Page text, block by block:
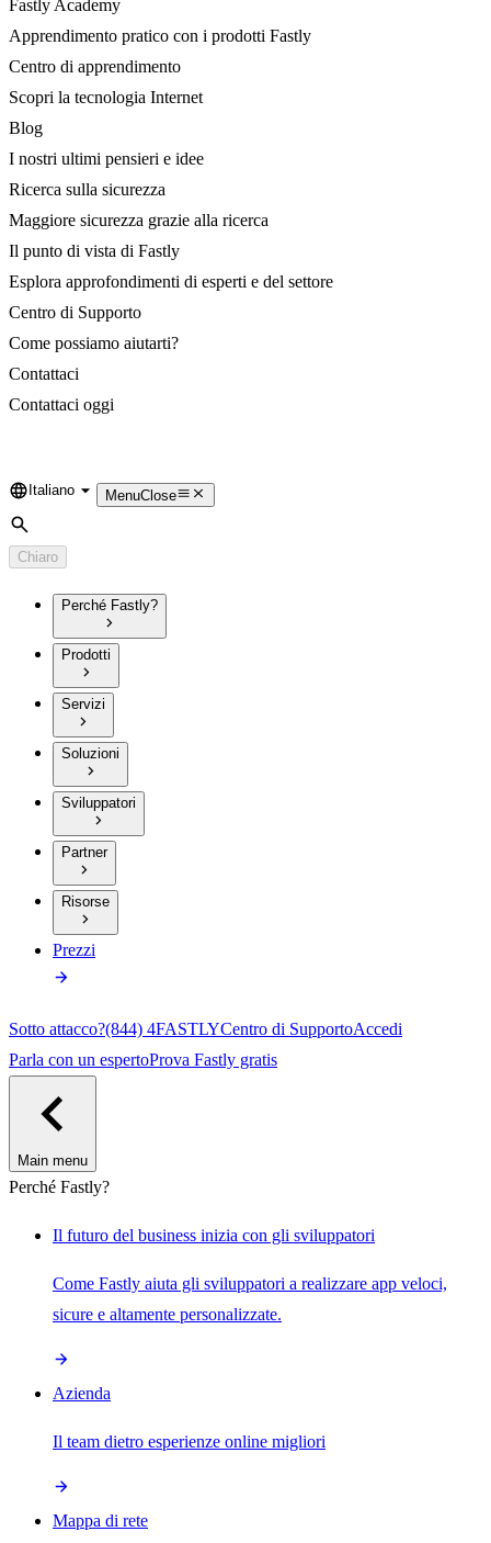
Fastly Academy
Apprendimento pratico con i prodotti Fastly
Centro di apprendimento
Scopri la tecnologia Internet
Blog
I nostri ultimi pensieri e idee
Ricerca sulla sicurezza
Maggiore sicurezza grazie alla ricerca
Il punto di vista di Fastly
Esplora approfondimenti di esperti e del settore
Centro di Supporto
Come possiamo aiutarti?
Contattaci
Contattaci oggi
Language
Italiano MenuClose
Cerca
Chiaro
Perché Fastly?
Prodotti
Servizi
Soluzioni
Sviluppatori
Partner
Risorse
Prezzi
Sotto attacco?(844) 4FASTLYCentro di SupportoAccedi
Parla con un espertoProva Fastly gratis
Main menu
Perché Fastly?
Il futuro del business inizia con gli sviluppatori
Come Fastly aiuta gli sviluppatori a realizzare app veloci,
sicure e altamente personalizzate.
Azienda
Il team dietro esperienze online migliori
Mappa di rete